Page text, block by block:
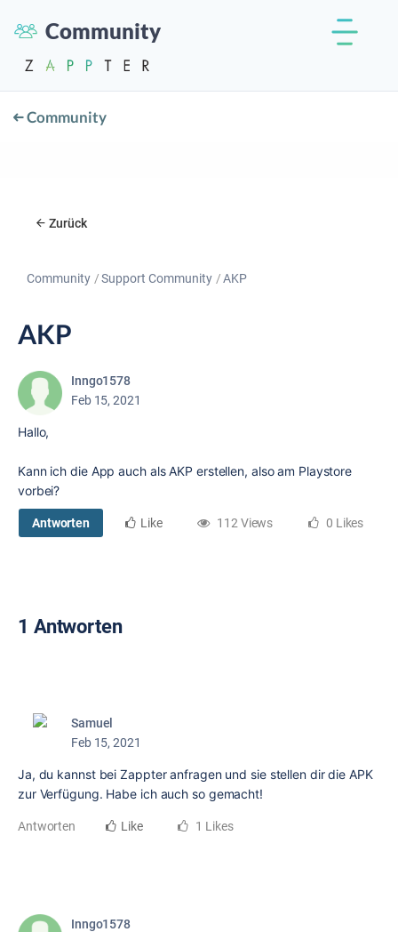
Community
Community
Zurück
Community Support Community AKP
AKP
Inngo1578
Feb 15, 2021
Hallo,
Kann ich die App auch als AKP erstellen, also am Playstore
vorbei?
Antworten Like 112 Views 0 Likes
1 Antworten
Samuel
Feb 15, 2021
Ja, du kannst bei Zappter anfragen und sie stellen dir die APK
zur Verfügung. Habe ich auch so gemacht!
Antworten Like 1 Likes
Inngo1578